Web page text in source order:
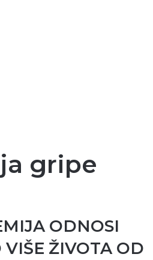
gripe
ODNOSI
VIŠE ŽIVOTA OD